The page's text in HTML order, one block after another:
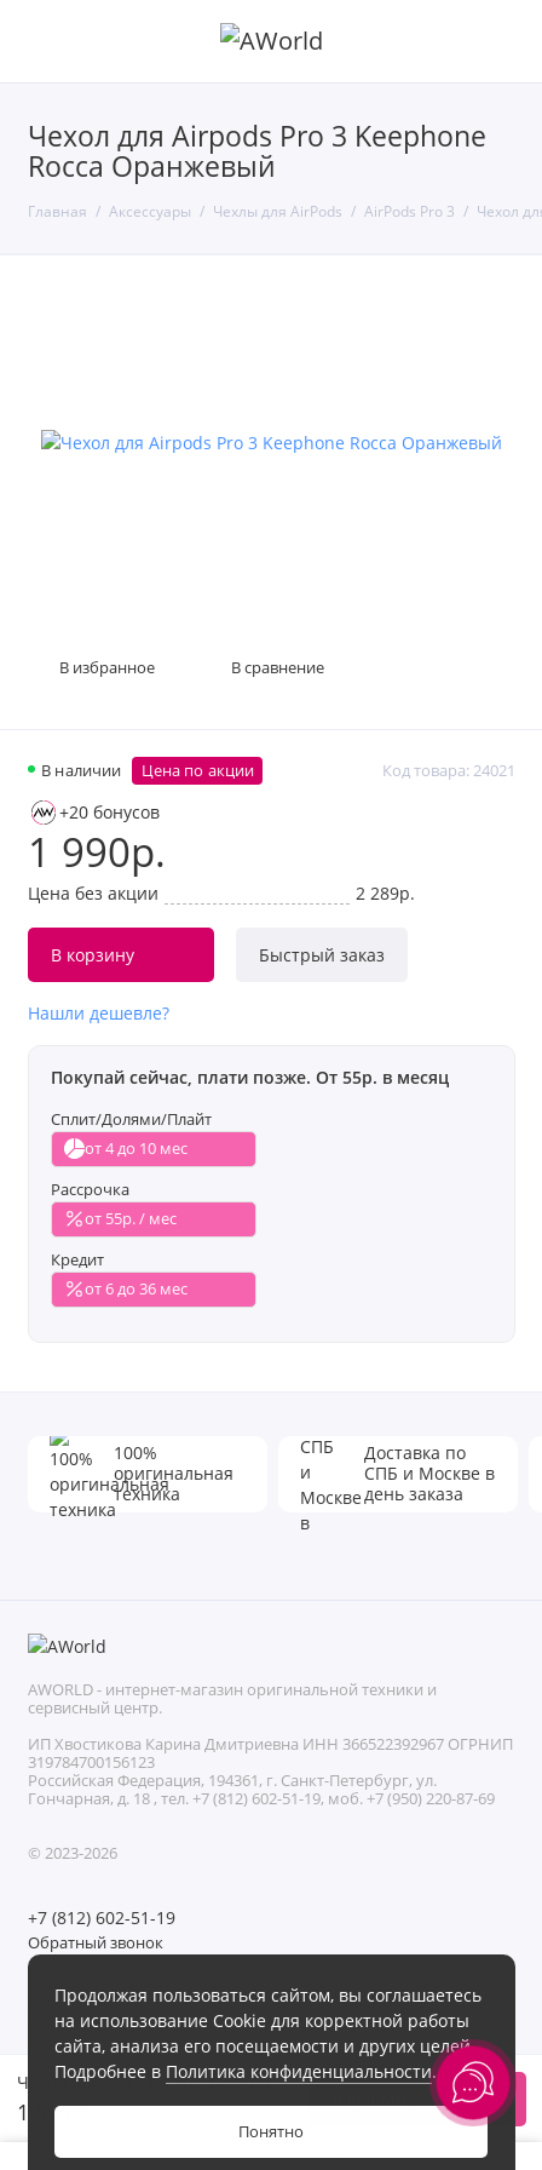
0
Чехол для Airpods Pro 3 Keephone
Rocca Оранжевый
Главная Аксессуары Чехлы для AirPods AirPods Pro 3 Чехол
Чехол для Airpods Pro 3 Keephone Rocca Оранжевый
1 990р.
В наличии Код товара: 24021
Цена по акции
+20 бонусов
1 990р.
Цена без акции 2 289р.
В корзину Быстрый заказ
Нашли дешевле?
Покупай сейчас, плати позже. От 55р. в месяц
Сплит/Долями/Плайт
от 4 до 10 мес
Рассрочка
от 55р. / мес
Кредит
от 6 до 36 мес
В избранное В сравнение
100%
оригинальная
техника
Доставка по
СПБ и Москве в
день заказа
Продолжая пользоваться сайтом, вы соглашаетесь
на использование Cookie для корректной работы
сайта, анализа его посещаемости и других целей.
Подробнее в Политика конфиденциальности.
Понятно
AWORLD - интернет-магазин оригинальной техники и
сервисный центр.
ИП Хвостикова Карина Дмитриевна ИНН 366522392967 ОГРНИП
319784700156123
Российская Федерация, 194361, г. Санкт-Петербург, ул.
Гончарная, д. 18 , тел. +7 (812) 602-51-19, моб. +7 (950) 220-87-69
© 2023-2026
+7 (812) 602-51-19
Обратный звонок
Мы в сети